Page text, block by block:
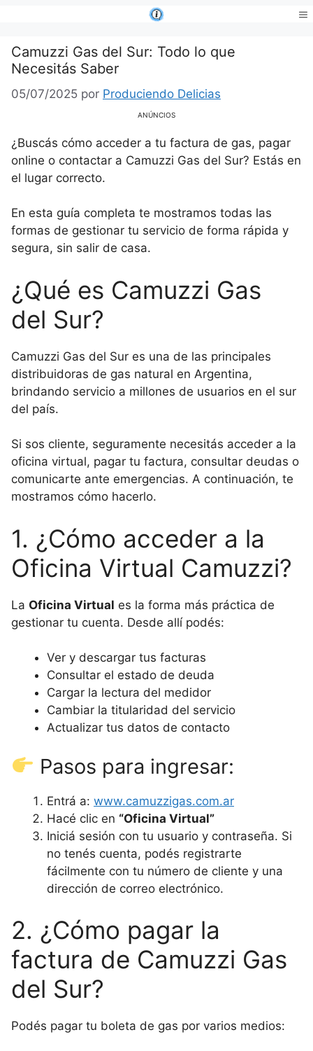
contenido
Camuzzi Gas del Sur: Todo lo que
Necesitás Saber
05/07/2025 por Produciendo Delicias
ANÚNCIOS
¿Buscás cómo acceder a tu factura de gas, pagar
online o contactar a Camuzzi Gas del Sur? Estás en
el lugar correcto.
En esta guía completa te mostramos todas las
formas de gestionar tu servicio de forma rápida y
segura, sin salir de casa.
¿Qué es Camuzzi Gas
del Sur?
Camuzzi Gas del Sur es una de las principales
distribuidoras de gas natural en Argentina,
brindando servicio a millones de usuarios en el sur
del país.
Si sos cliente, seguramente necesitás acceder a la
oficina virtual, pagar tu factura, consultar deudas o
comunicarte ante emergencias. A continuación, te
mostramos cómo hacerlo.
1. ¿Cómo acceder a la
Oficina Virtual Camuzzi?
La Oficina Virtual es la forma más práctica de
gestionar tu cuenta. Desde allí podés:
Ver y descargar tus facturas
Consultar el estado de deuda
Cargar la lectura del medidor
Cambiar la titularidad del servicio
Actualizar tus datos de contacto
Pasos para ingresar:
Entrá a: www.camuzzigas.com.ar
Hacé clic en “Oficina Virtual”
Iniciá sesión con tu usuario y contraseña. Si
no tenés cuenta, podés registrarte
fácilmente con tu número de cliente y una
dirección de correo electrónico.
2. ¿Cómo pagar la
factura de Camuzzi Gas
del Sur?
Podés pagar tu boleta de gas por varios medios: